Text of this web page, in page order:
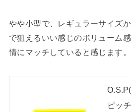
やや小型で、レギュラーサイズ
で狙えるいい感じのボリューム
情にマッチしていると感じます。
ピッ